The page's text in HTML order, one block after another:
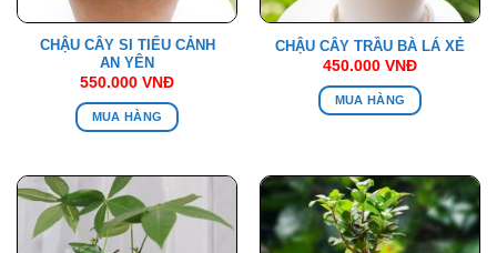
CHẬU CÂY SI TIỂU CẢNH
AN YÊN
550.000 VNĐ
MUA HÀNG
CHẬU CÂY TRẦU BÀ LÁ XẺ
450.000 VNĐ
MUA HÀNG